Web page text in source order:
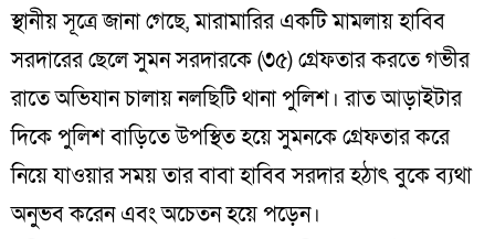
স্থানীয় সূত্রে জানা গেছে, মারামারির একটি মামলায় হাবিব
সরদারের ছেলে সুমন সরদারকে (৩৫) গ্রেফতার করতে গভীর
রাতে অভিযান চালায় নলছিটি থানা পুলিশ। রাত আড়াইটার
দিকে পুলিশ বাড়িতে উপস্থিত হয়ে সুমনকে গ্রেফতার করে
নিয়ে যাওয়ার সময় তার বাবা হাবিব সরদার হঠাৎ বুকে ব্যথা
অনুভব করেন এবং অচেতন হয়ে পড়েন।